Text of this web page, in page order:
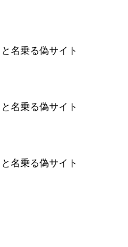
名乗る偽サイト
名乗る偽サイト
名乗る偽サイト